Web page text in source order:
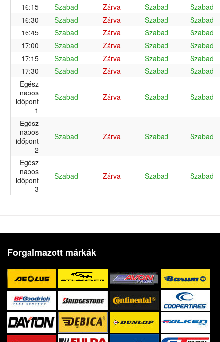
16:15
Szabad Zárva Szabad
Szabad
16:30
Szabad Zárva Szabad
Szabad
16:45
Szabad Zárva Szabad
Szabad
17:00
Szabad Zárva Szabad
Szabad
17:15
Szabad Zárva Szabad
Szabad
17:30
Szabad Zárva Szabad
Szabad
Egész
napos
időpont
1
Szabad Zárva Szabad Szabad
Egész
napos
időpont
2
Szabad Zárva Szabad Szabad
Egész
napos
időpont
3
Szabad Zárva Szabad Szabad
Forgalmazott márkák